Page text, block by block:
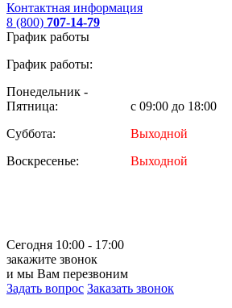
Контактная информация
8 (800) 707-14-79
График работы
График работы:
Понедельник -
Пятница:
с 09:00 до 18:00
Суббота:
Выходной
Воскресенье:
Выходной
Сегодня 10:00 - 17:00
закажите звонок
и мы Вам перезвоним
Задать вопрос Заказать звонок